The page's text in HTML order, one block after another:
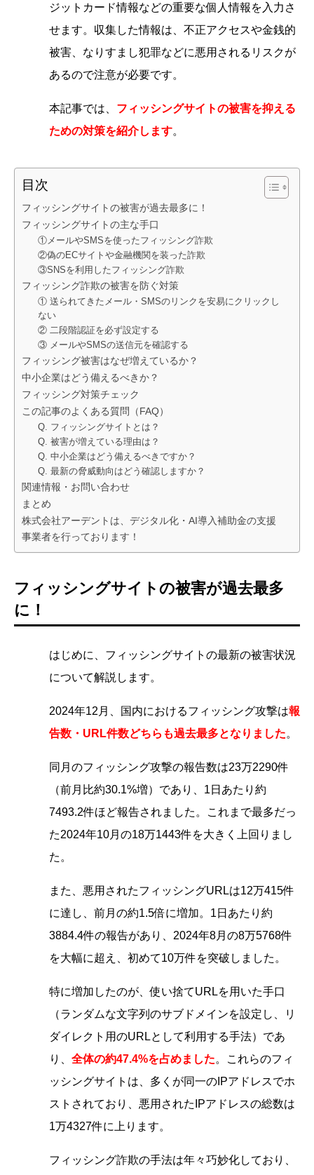
ジットカード情報などの重要な個人情報を入力さ
せます。収集した情報は、不正アクセスや金銭的
被害、なりすまし犯罪などに悪用されるリスクが
あるので注意が必要です。
本記事では、 フィッシングサイトの被害を抑える
ための対策を紹介します。
目次
フィッシングサイトの被害が過去最多に！
フィッシングサイトの主な手口
①メールやSMSを使ったフィッシング詐欺
②偽のECサイトや金融機関を装った詐欺
③SNSを利用したフィッシング詐欺
フィッシング詐欺の被害を防ぐ対策
① 送られてきたメール・SMSのリンクを安易にクリックし
ない
② 二段階認証を必ず設定する
③ メールやSMSの送信元を確認する
フィッシング被害はなぜ増えているか？
中小企業はどう備えるべきか？
フィッシング対策チェック
この記事のよくある質問（FAQ）
Q. フィッシングサイトとは？
Q. 被害が増えている理由は？
Q. 中小企業はどう備えるべきですか？
Q. 最新の脅威動向はどう確認しますか？
関連情報・お問い合わせ
まとめ
株式会社アーデントは、デジタル化・AI導入補助金の支援
事業者を行っております！
フィッシングサイトの被害が過去最多
に！
はじめに、フィッシングサイトの最新の被害状況
について解説します。
2024年12月、国内におけるフィッシング攻撃は報
告数・URL件数どちらも過去最多となりました。
同月のフィッシング攻撃の報告数は23万2290件
（前月比約30.1%増）であり、1日あたり約
7493.2件ほど報告されました。これまで最多だっ
た2024年10月の18万1443件を大きく上回りまし
た。
また、悪用されたフィッシングURLは12万415件
に達し、前月の約1.5倍に増加。1日あたり約
3884.4件の報告があり、2024年8月の8万5768件
を大幅に超え、初めて10万件を突破しました。
特に増加したのが、使い捨てURLを用いた手口
（ランダムな文字列のサブドメインを設定し、リ
ダイレクト用のURLとして利用する手法）であ
り、 全体の約47.4%を占めました。これらのフィ
ッシングサイトは、多くが同一のIPアドレスでホ
ストされており、悪用されたIPアドレスの総数は
1万4327件に上ります。
フィッシング詐欺の手法は年々巧妙化しており、